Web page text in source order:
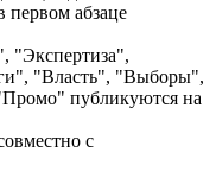
первом абзаце
"Экспертиза",
"Власть", "Выборы",
публикуются на
с